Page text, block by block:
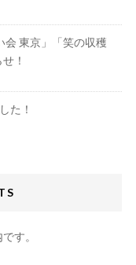
会 東京」「笑の収穫
！
た！
す。